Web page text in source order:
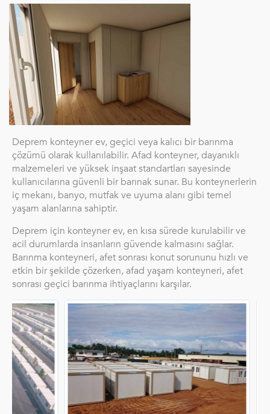
Deprem konteyner ev, geçici veya kalıcı bir barınma
çözümü olarak kullanılabilir. Afad konteyner, dayanıklı
malzemeleri ve yüksek inşaat standartları sayesinde
kullanıcılarına güvenli bir barınak sunar. Bu konteynerlerin
iç mekanı, banyo, mutfak ve uyuma alanı gibi temel
yaşam alanlarına sahiptir.
Deprem için konteyner ev, en kısa sürede kurulabilir ve
acil durumlarda insanların güvende kalmasını sağlar.
Barınma konteyneri, afet sonrası konut sorununu hızlı ve
etkin bir şekilde çözerken, afad yaşam konteyneri, afet
sonrası geçici barınma ihtiyaçlarını karşılar.